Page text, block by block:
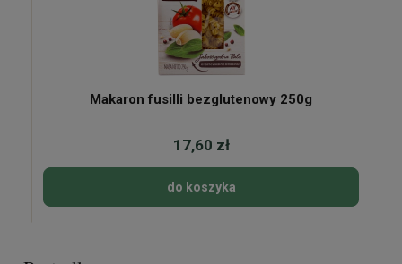
Makaron fusilli bezglutenowy 250g
17,60 zł
do koszyka